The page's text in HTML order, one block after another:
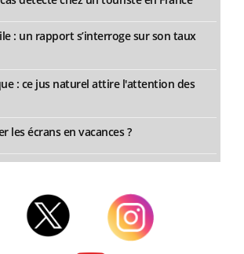
: un rapport s’interroge sur son taux
: ce jus naturel attire l'attention des
les écrans en vacances ?